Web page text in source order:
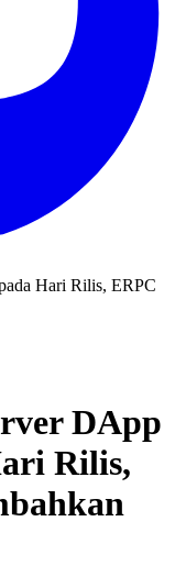
Hari Rilis, ERPC
DApp
Rilis,